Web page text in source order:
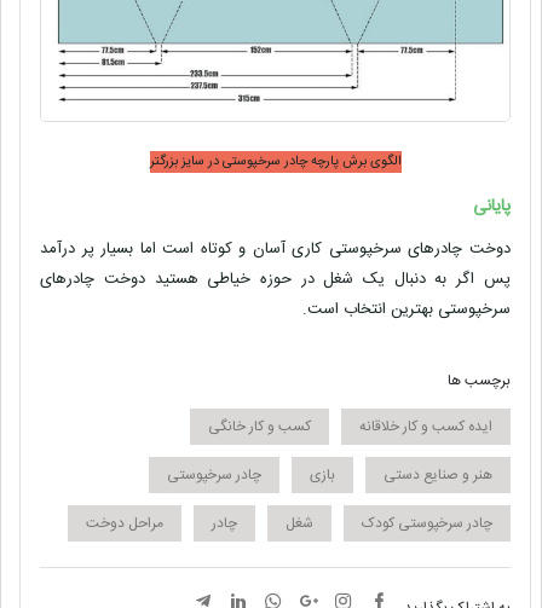
الگوی برش پارچه چادر سرخپوستی در سایز بزرگتر
پایانی
دوخت چادرهای سرخپوستی کاری آسان و کوتاه است اما بسیار پر درآمد
پس اگر به دنبال یک شغل در حوزه خیاطی هستید دوخت چادرهای
سرخپوستی بهترین انتخاب است.
برچسب ها
ایده کسب و کار خلاقانه
کسب و کار خانگی
هنر و صنایع دستی
بازی
چادر سرخپوستی
چادر سرخپوستی کودک
شغل چادر مراحل دوخت